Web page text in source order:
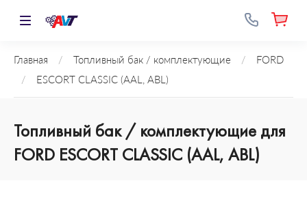
Главная / Топливный бак / комплектующие /
FORD
/
ESCORT CLASSIC (AAL, ABL)
Топливный бак / комплектующие для
FORD ESCORT CLASSIC (AAL, ABL)